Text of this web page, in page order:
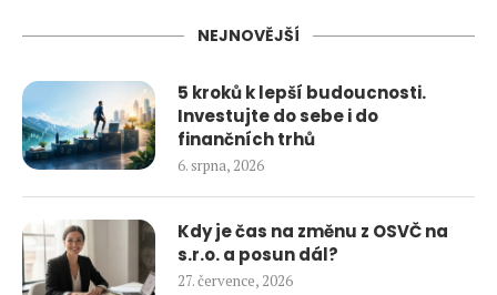
NEJNOVĚJŠÍ
5 kroků k lepší budoucnosti.
Investujte do sebe i do
finančních trhů
6. srpna, 2026
Kdy je čas na změnu z OSVČ na
s.r.o. a posun dál?
27. července, 2026